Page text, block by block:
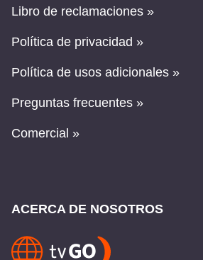
Libro de reclamaciones »
Política de privacidad »
Política de usos adicionales »
Preguntas frecuentes »
Comercial »
ACERCA DE NOSOTROS